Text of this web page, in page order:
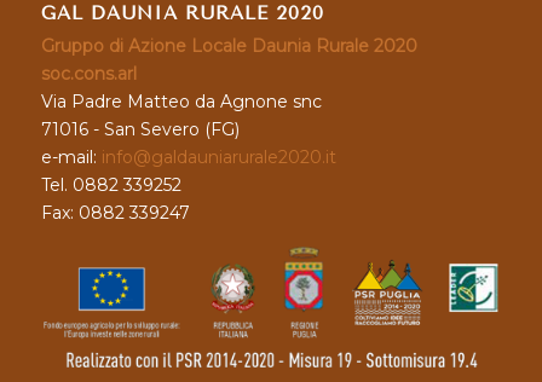
GAL DAUNIA RURALE 2020
Gruppo di Azione Locale Daunia Rurale 2020
soc.cons.arl
Via Padre Matteo da Agnone snc
71016 - San Severo (FG)
e-mail: info@galdauniarurale2020.it
Tel. 0882 339252
Fax: 0882 339247